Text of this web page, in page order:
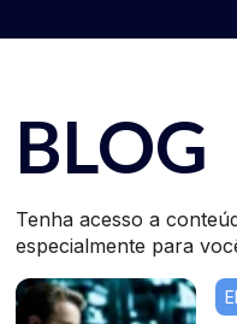
BLOG
Tenha acesso a
especialmente para